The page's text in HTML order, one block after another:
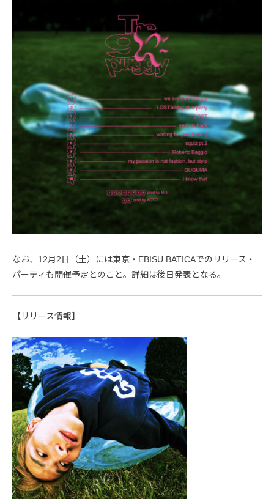
なお、12月2日（土）には東京・EBISU BATICAでのリリース・
パーティも開催予定とのこと。詳細は後日発表となる。
【リリース情報】